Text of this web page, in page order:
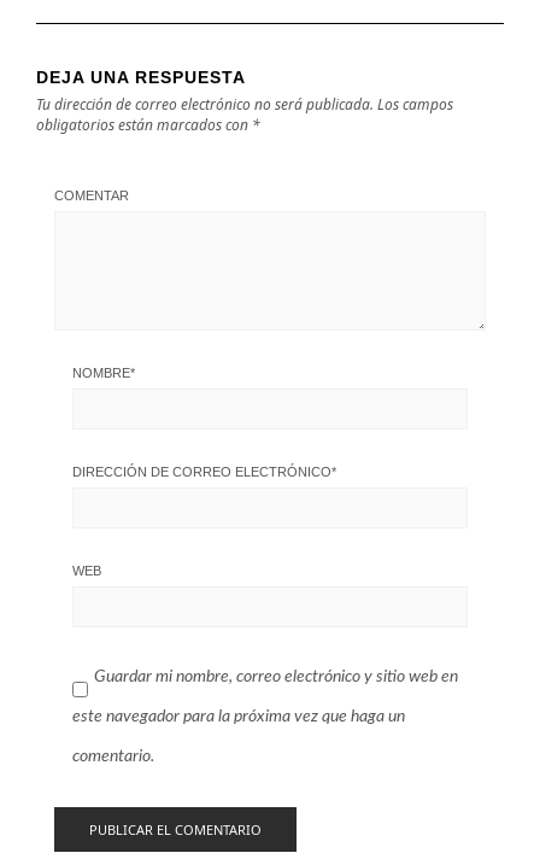
DEJA UNA RESPUESTA
Tu dirección de correo electrónico no será publicada. Los campos
obligatorios están marcados con *
COMENTAR
NOMBRE*
DIRECCIÓN DE CORREO ELECTRÓNICO*
WEB
Guardar mi nombre, correo electrónico y sitio web en
este navegador para la próxima vez que haga un
comentario.